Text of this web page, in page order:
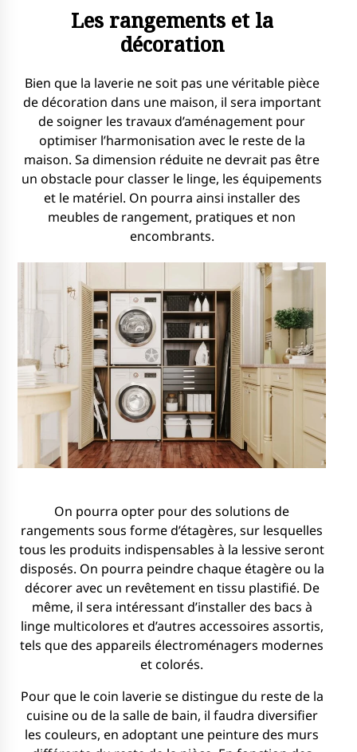
Les rangements et la
décoration
Bien que la laverie ne soit pas une véritable pièce
de décoration dans une maison, il sera important
de soigner les travaux d’aménagement pour
optimiser l’harmonisation avec le reste de la
maison. Sa dimension réduite ne devrait pas être
un obstacle pour classer le linge, les équipements
et le matériel. On pourra ainsi installer des
meubles de rangement, pratiques et non
encombrants.
On pourra opter pour des solutions de
rangements sous forme d’étagères, sur lesquelles
tous les produits indispensables à la lessive seront
disposés. On pourra peindre chaque étagère ou la
décorer avec un revêtement en tissu plastifié. De
même, il sera intéressant d’installer des bacs à
linge multicolores et d’autres accessoires assortis,
tels que des appareils électroménagers modernes
et colorés.
Pour que le coin laverie se distingue du reste de la
cuisine ou de la salle de bain, il faudra diversifier
les couleurs, en adoptant une peinture des murs